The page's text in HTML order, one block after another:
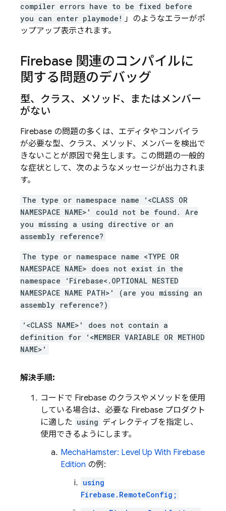
compiler errors have to be fixed before
you can enter playmode! 」のようなエラーがポ
ップアップ表示されます。
Firebase 関連のコンパイルに
関する問題のデバッグ
型、クラス、メソッド、またはメンバー
がない
Firebase の問題の多くは、エディタやコンパイラ
が必要な型、クラス、メソッド、メンバーを検出で
きないことが原因で発生します。この問題の一般的
な症状として、次のようなメッセージが出力されま
す。
The type or namespace name ‘<CLASS OR
NAMESPACE NAME>' could not be found. Are
you missing a using directive or an
assembly reference?
The type or namespace name <TYPE OR
NAMESPACE NAME> does not exist in the
namespace ‘Firebase<.OPTIONAL NESTED
NAMESPACE NAME PATH>' (are you missing an
assembly reference?)
‘<CLASS NAME>' does not contain a
definition for ‘<MEMBER VARIABLE OR METHOD
NAME>'
解決手順:
コードで Firebase のクラスやメソッドを使用
している場合は、必要な Firebase プロダクト
に適した using ディレクティブを指定し、
使用できるようにします。
MechaHamster: Level Up With Firebase
Edition の例:
using
Firebase.RemoteConfig;